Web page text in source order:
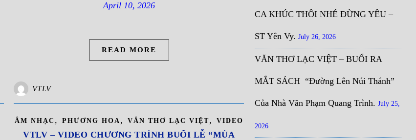
April 10, 2026
READ MORE
VTLV
ÂM NHẠC , PHƯƠNG HOA , VĂN THƠ LẠC VIỆT, VIDEO
VTLV – VIDEO CHƯƠNG TRÌNH BUỔI LỄ “MÙA
CA KHÚC THÔI NHÉ ĐỪNG YÊU –
ST Yên Vy. July 26, 2026
VĂN THƠ LẠC VIỆT – BUỔI RA
MẮT SÁCH “Đường Lên Núi Thánh”
Của Nhà Văn Phạm Quang Trình. July 25,
2026